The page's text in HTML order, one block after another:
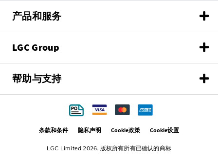
产品和服务
LGC Group
帮助与支持
LGC Limited 2026. 版权所有所有已确认的商标
条款和条件 隐私声明 Cookie政策 Cookie设置